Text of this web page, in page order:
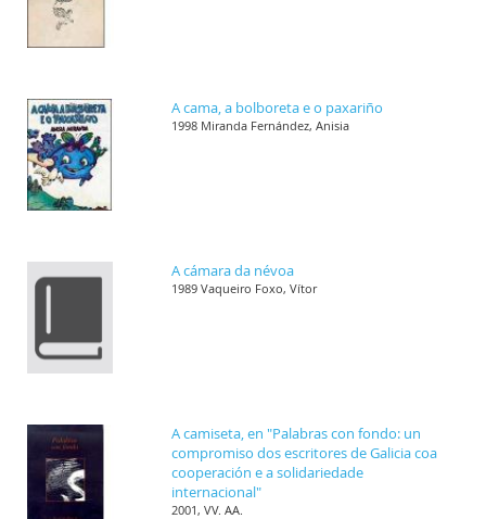
A cama, a bolboreta e o paxariño
1998 Miranda Fernández, Anisia
A cámara da névoa
1989 Vaqueiro Foxo, Vítor
A camiseta, en "Palabras con fondo: un
compromiso dos escritores de Galicia coa
cooperación e a solidariedade
internacional"
2001, VV. AA.